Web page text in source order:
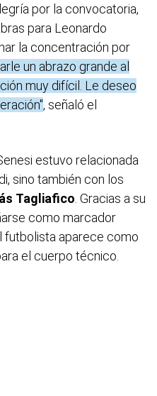
por la convocatoria,
para Leonardo
la concentración por
un abrazo grande al
muy difícil. Le deseo
, señaló el
estuvo relacionada
sino también con los
Tagliafico . Gracias a su
como marcador
futbolista aparece como
el cuerpo técnico.